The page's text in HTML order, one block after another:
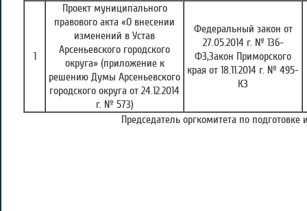
1
Проект муниципального
правового акта «О внесении
изменений в Устав
Арсеньевского городского
округа» (приложение к
решению Думы Арсеньевского
городского округа от 24.12.2014
г. № 573)
Федеральный закон от
27.05.2014 г. № 136-
ФЗ,Закон Приморского
края от 18.11.2014 г. № 495-
КЗ
Председатель оргкомитета по